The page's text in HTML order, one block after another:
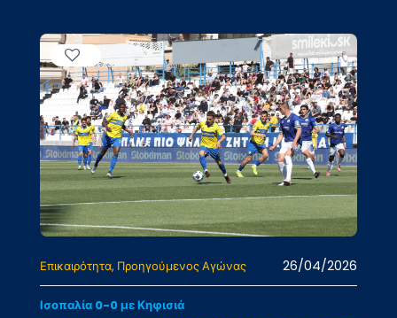
Επικαιρότητα Προηγούμενος Αγώνας 26/04/2026
Ισοπαλία 0-0 με Κηφισιά